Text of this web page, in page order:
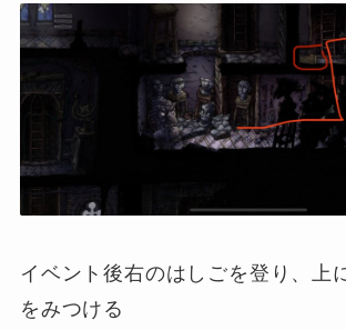
イベント後右のはしごを登り、上
をみつける